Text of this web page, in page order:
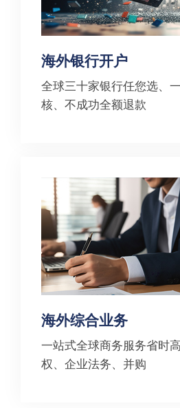
海外银行开户
全球三十家银行任您选、
核、不成功全额退款
海外综合业务
一站式全球商务服务省时
权、企业法务、并购